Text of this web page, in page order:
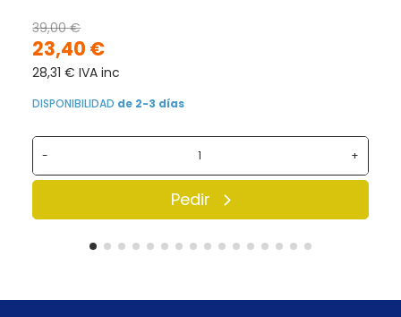
23,40 €
39,00 €
28,31 € IVA inc
DISPONIBILIDAD de 2-3 días
- +
Pedir